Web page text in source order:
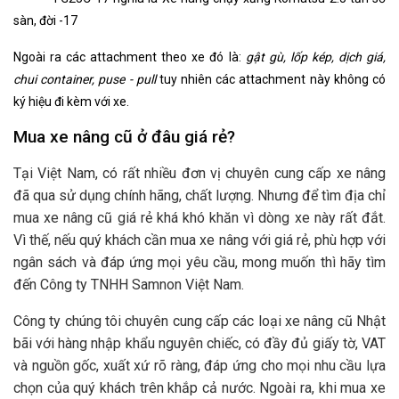
sàn, đời -17
Ngoài ra các attachment theo xe đó là: gật gù, lốp kép, dịch giá,
chui container, puse - pulltuy nhiên các attachment này không có
ký hiệu đi kèm với xe.
Mua xe nâng cũ ở đâu giá rẻ?
Tại Việt Nam, có rất nhiều đơn vị chuyên cung cấp xe nâng
đã qua sử dụng chính hãng, chất lượng. Nhưng để tìm địa chỉ
mua xe nâng cũ giá rẻ khá khó khăn vì dòng xe này rất đắt.
Vì thế, nếu quý khách cần mua xe nâng với giá rẻ, phù hợp với
ngân sách và đáp ứng mọi yêu cầu, mong muốn thì hãy tìm
đến Công ty TNHH Samnon Việt Nam.
Công ty chúng tôi chuyên cung cấp các loại xe nâng cũ Nhật
bãi với hàng nhập khẩu nguyên chiếc, có đầy đủ giấy tờ, VAT
và nguồn gốc, xuất xứ rõ ràng, đáp ứng cho mọi nhu cầu lựa
chọn của quý khách trên khắp cả nước. Ngoài ra, khi mua xe